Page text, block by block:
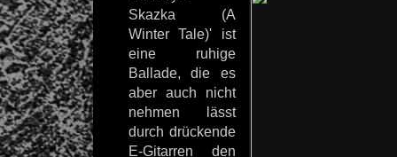
Skazka (A
Winter Tale)' ist
eine ruhige
Ballade, die es
aber auch nicht
nehmen lässt
durch drückende
E-Gitarren den